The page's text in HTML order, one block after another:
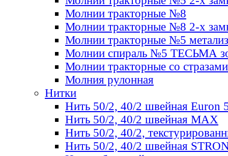
Молнии тракторные №8
Молнии тракторные №8 2-х
Молнии тракторные №5
Молнии спираль №5 ТЕСЬМА
Молнии тракторные со стразами
Молния рулонная
Нитки
Нить 50/2, 40/2 швейная Euron
Нить 50/2, 40/2 швейная МАХ
Нить 50/2, 40/2,
Нить 50/2, 40/2 швейная